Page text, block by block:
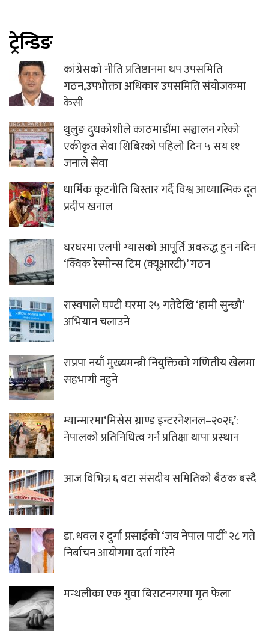
ट्रेन्डिङ
कांग्रेसको नीति प्रतिष्ठानमा थप उपसमिति
गठन,उपभोक्ता अधिकार उपसमिति संयोजकमा
केसी
थुलुङ दुधकोशीले काठमाडौंमा सञ्चालन गरेको
एकीकृत सेवा शिबिरको पहिलो दिन ५ सय ११
जनाले सेवा
धार्मिक कूटनीति बिस्तार गर्दै विश्व आध्यात्मिक दूत
प्रदीप खनाल
घरघरमा एलपी ग्यासको आपूर्ति अवरुद्ध हुन नदिन
‘क्विक रेस्पोन्स टिम (क्यूआरटी)’ गठन
रास्वपाले घण्टी घरमा २५ गतेदेखि ‘हामी सुन्छौ’
अभियान चलाउने
राप्रपा नयाँ मुख्यमन्त्री नियुक्तिको गणितीय खेलमा
सहभागी नहुने
म्यान्मारमा‘मिसेस ग्राण्ड इन्टरनेशनल–२०२६’:
नेपालको प्रतिनिधित्व गर्न प्रतिक्षा थापा प्रस्थान
आज विभिन्न ६ वटा संसदीय समितिको बैठक बस्दै
डा. धवल र दुर्गा प्रसाईको ‘जय नेपाल पार्टी’ २८ गते
निर्बाचन आयोगमा दर्ता गरिने
मन्थलीका एक युवा बिराटनगरमा मृत फेला